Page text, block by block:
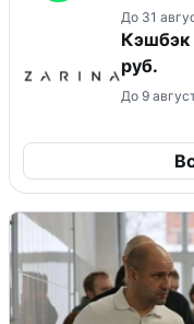
До 31
Кэшбэк
руб.
До 9